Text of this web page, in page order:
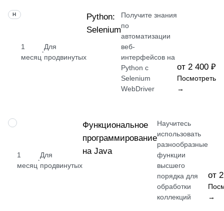
НАВЫК
1
месяц
·
Для
продвинутых
Python:
Selenium
Получите знания
по
автоматизации
веб-
интерфейсов на
Python с
Selenium
WebDriver
от 2 400 ₽
Посмотреть
→
НАВЫК
1
месяц
·
Для
продвинутых
Функциональное
программирование
на Java
Научитесь
использовать
разнообразные
функции
высшего
порядка для
обработки
коллекций
от
→